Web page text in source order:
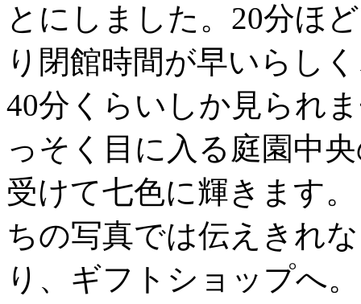
とにしました。20分ほ
り閉館時間が早いらし
40分くらいしか見られ
っそく目に入る庭園中
受けて七色に輝きます
ちの写真では伝えきれ
り、ギフトショップへ